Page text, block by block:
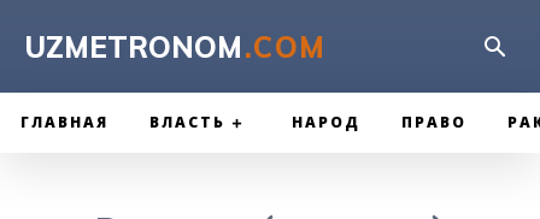
UZMETRONOM.COM
ГЛАВНАЯ ВЛАСТЬ НАРОД ПРАВО